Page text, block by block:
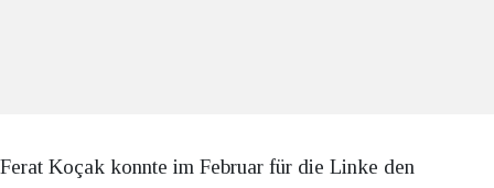
Ferat Koçak konnte im Februar für die Linke den